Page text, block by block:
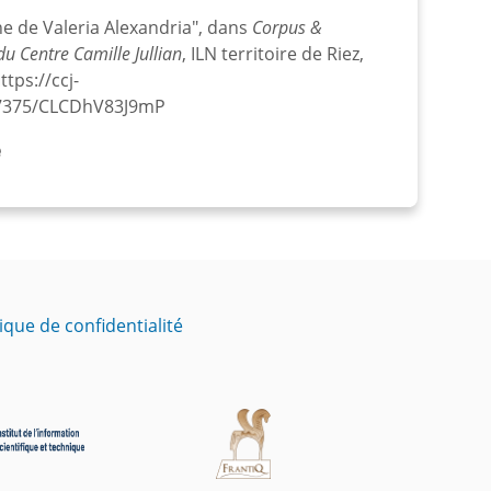
de Valeria Alexandria", dans Corpus &
Centre Camille Jullian, ILN territoire de Riez,
ccj-
CLCDhV83J9mP
de confidentialité